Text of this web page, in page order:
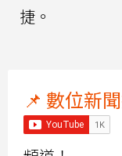
捷。
📌 數位新